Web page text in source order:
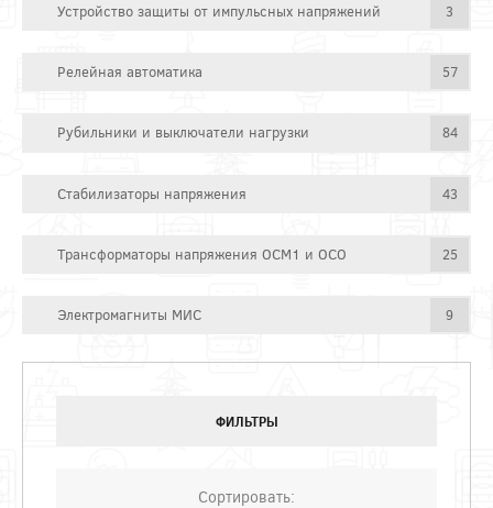
Устройство защиты от импульсных напряжений 3
Релейная автоматика 57
Рубильники и выключатели нагрузки 84
Стабилизаторы напряжения 43
Трансформаторы напряжения ОСМ1 и ОСО 25
Электромагниты МИС 9
ФИЛЬТРЫ
Сортировать: